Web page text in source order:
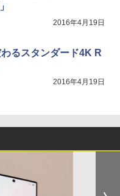
2016年4月19日
るスタンダード4K R
2016年4月19日